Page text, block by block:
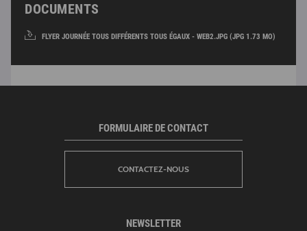
DOCUMENTS
FLYER JOURNÉE TOUS DIFFÉRENTS TOUS ÉGAUX - WEB2.JPG (JPG 1.73 MO)
FORMULAIRE DE CONTACT
CONTACTEZ-NOUS
NEWSLETTER